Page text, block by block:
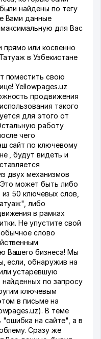
найдены по тегу
Вами данные
для Вас
прямо или косвенно
в Узбекистане
поместить свою
Yellowpages.uz
продвижения
такого
для этого от
работу
чего
сайт по ключевому
, будут видеть и
двух механизмов
может быть либо
из 50 ключевых слов,
либо
в рамках
Не упустите свой
обычное слово
Вашего бизнеса! Мы
если, обнаружив на
устаревшую
по запросу
ключевым
в письме на
В теме
на сайте", а в
Сразу же